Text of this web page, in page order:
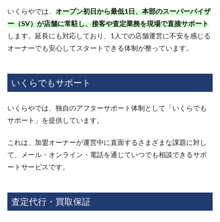
いくらやでは、 オープン初日から最低1日、本部のスーパーバイザ
ー（SV）が店舗に常駐し、接客や査定業務を現場で直接サポート
します。延長にも対応しており、1人での店舗運営に不安を感じる
オーナーでも安心してスタートできる体制が整っています。
いくらでもサポート
いくらやでは、独自のアフターサポート体制として「いくらでも
サポート」を提供しています。
これは、加盟オーナーが運営中に直面するさまざまな課題に対し
て、メール・オンライン・電話を通じていつでも相談できるサポ
ートサービスです。
査定代行・買取保証